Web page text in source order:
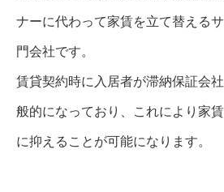
ナーに代わって家賃を立て替える
門会社です。
賃貸契約時に入居者が滞納保証会
般的になっており、これにより家
に抑えることが可能になります。